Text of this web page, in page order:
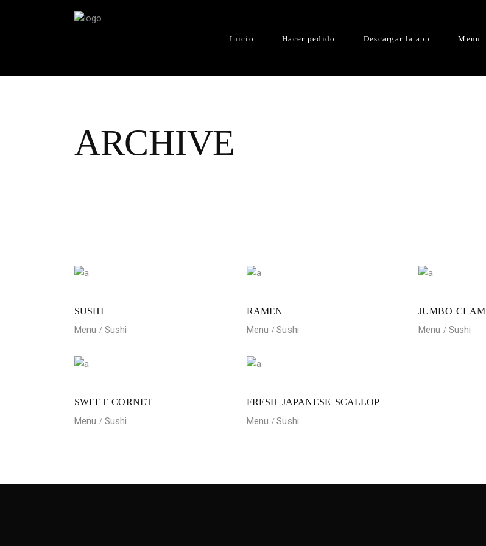
Inicio Hacer pedido Descargar la app Menu
ARCHIVE
SUSHI
Menu Sushi
RAMEN
Menu Sushi
JUMBO CLAM
Menu Sushi
SWEET CORNET
Menu Sushi
FRESH JAPANESE SCALLOP
Menu Sushi